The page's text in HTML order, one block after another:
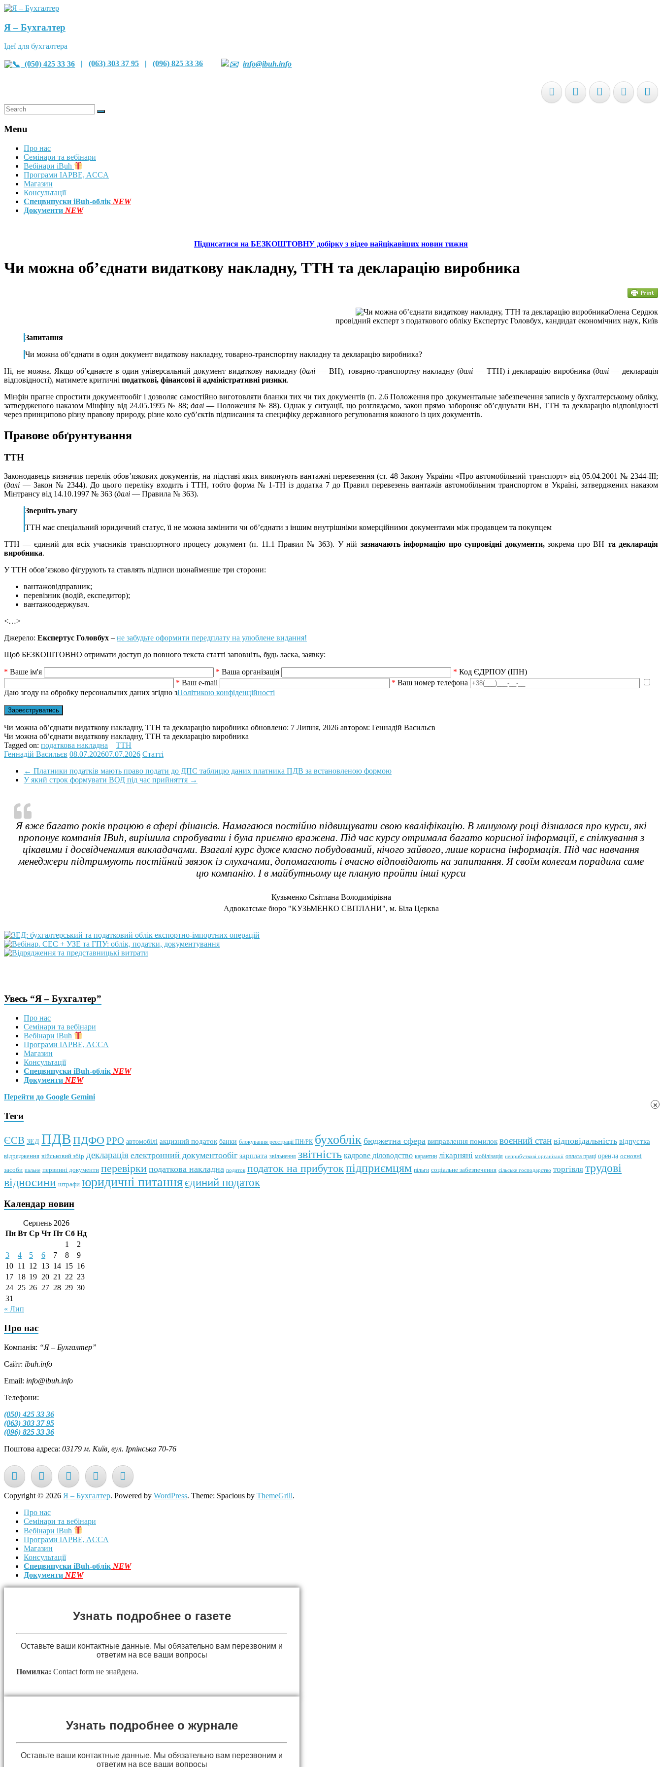
Я – Бухгалтер
Ідеї для бухгалтера
(050) 425 33 36 |(063) 303 37 95 |(096) 825 33 36 info@ibuh.info
Menu
Про нас
Семінари та вебінари
Вебінари iBuh
Програми IAPBE, ACCA
Магазин
Консультації
Спецвипуски iBuh-облік NEW
Документи NEW
Підписатися на БЕЗКОШТОВНУ добірку з відео найцікавіших новин тижня
Чи можна об’єднати видаткову накладну, ТТН та декларацію виробника
Олена Сердюк
провідний експерт з податкового обліку Експертус Головбух, кандидат економічних наук, Київ
Запитання
Чи можна об’єднати в один документ видаткову накладну, товарно-транспортну накладну та декларацію виробника?
Ні, не можна. Якщо об’єднаєте в один універсальний документ видаткову накладну (далі — ВН), товарно-транспортну накладну (далі — ТТН) і декларацію виробника (далі— декларація
відповідності), матимете критичні податкові, фінансові й адміністративні ризики.
Мінфін прагне спростити документообіг і дозволяє самостійно виготовляти бланки тих чи тих документів (п. 2.6 Положення про документальне забезпечення записів у бухгалтерському обліку,
затвердженого наказом Мінфіну від 24.05.1995 № 88; далі— Положення № 88). Однак у ситуації, що розглядаємо, закон прямо забороняє об’єднувати ВН, ТТН та декларацію відповідності
через принципово різну правову природу, різне коло суб’єктів підписання та специфіку державного регулювання кожного із цих документів.
Правове обґрунтування
ТТН
Законодавець визначив перелік обов’язкових документів, на підставі яких виконують вантажні перевезення (ст. 48 Закону України «Про автомобільний транспорт» від 05.04.2001 № 2344-III;
(далі — Закон № 2344). До цього переліку входить і ТТН, тобто форма № 1-ТН із додатка 7 до Правил перевезень вантажів автомобільним транспортом в Україні, затверджених наказом
Мінтрансу від 14.10.1997 № 363 (далі — Правила № 363).
Зверніть увагу
ТТН має спеціальний юридичний статус, їі не можна замінити чи об’єднати з іншим внутрішніми комерційними документами між продавцем та покупцем
ТТН — єдиний для всіх учасників транспортного процесу документ (п. 11.1 Правил № 363). У ній зазначають інформацію про супровідні документи,зокрема про ВН та декларація
виробника.
У ТТН обов’язково фігурують та ставлять підписи щонайменше три сторони:
вантажовідправник;
перевізник (водій, експедитор);
вантажоодержувач.
<…>
Джерело: Експертус Головбух – не забудьте оформити передплату на улюблене видання!
Щоб БЕЗКОШТОВНО отримати доступ до повного текста статті заповніть, будь ласка, заявку:
* Ваше ім'я * Ваша організація * Код ЄДРПОУ (ІПН)
* Ваш e-mail * Ваш номер телефона
Даю згоду на обробку персональних даних згідно зПолітикою конфіденційності
Чи можна об’єднати видаткову накладну, ТТН та декларацію виробника обновлено: 7 Липня, 2026 автором: Геннадій Васильєв
Чи можна об’єднати видаткову накладну, ТТН та декларацію виробника
Tagged on: податкова накладна
ТТН
Геннадій Васильєв 08.07.202607.07.2026 Статті
← Платники податків мають право подати до ДПС таблицю даних платника ПДВ за встановленою формою
У який строк формувати ВОД під час прийняття →
Я вже багато років працюю в сфері фінансів. Намагаюся постійно підвищувати свою кваліфікацію. В минулому році дізналася про курси, які
пропонує компанія IBuh, вирішила спробувати і була приємно вражена. Під час курсу отримала багато корисної інформації, є спілкування з
цікавими і досвідченимия викладачами. Взагалі курс дуже класно побудований, нічого зайвого, лише корисна інформація. Під час навчання
менеджери підтримують постійний звязок із слухачами, допомагають і вчасно відповідають на запитання. Я своїм колегам порадила саме
цю компанію. І в майбутньому ще планую пройти інші курси
Кузьменко Світлана Володимірівна
Адвокатське бюро "КУЗЬМЕНКО СВІТЛАНИ", м. Біла Церква
Увесь “Я – Бухгалтер”
Про нас
Семінари та вебінари
Вебінари iBuh
Програми IAPBE, ACCA
Магазин
Консультації
Спецвипуски iBuh-облік NEW
Документи NEW
Перейти до Google Gemini
Теги
ЄСВ ЗЕД ПДВ ПДФО РРО автомобілі акцизний податок банки блокування реєстрації ПН/РК бухоблік бюджетна сфера виправлення помилок воєнний стан відповідальність відпустка
відрядження військовий збір декларація електронний документообіг зарплата звільнення звітність кадрове діловодство карантин лікарняні мобілізація неприбуткові організації оплата праці оренда основні
засоби пальне первинні документи перевірки податкова накладна податок податок на прибуток підприємцям пільги соціальне забезпечення сільське господарство торгівля трудові
відносини штрафи юридичні питанняєдиний податок
Календар новин
Серпень 2026
Пн Вт Ср Чт Пт Сб Нд
1
2
3
4 5 6 7 8
9
10 11 12 13 14 15 16
17 18 19 20 21 22 23
24 25 26 27 28 29 30
31
« Лип
Про нас
Компанія: “Я – Бухгалтер”
Сайт: ibuh.info
Email: info@ibuh.info
Телефони:
(050) 425 33 36
(063) 303 37 95
(096) 825 33 36
Поштова адреса: 03179 м. Київ, вул. Ірпінська 70-76
Copyright © 2026 Я – Бухгалтер. Powered by WordPress. Theme: Spacious by ThemeGrill.
Про нас
Семінари та вебінари
Вебінари iBuh
Програми IAPBE, ACCA
Магазин
Консультації
Спецвипуски iBuh-облік NEW
Документи NEW
Узнать подробнее о газете
Оставьте ваши контактные данные. Мы обязательно вам перезвоним и
ответим на все ваши вопросы
Помилка: Contact form не знайдена.
Узнать подробнее о журнале
Оставьте ваши контактные данные. Мы обязательно вам перезвоним и
ответим на все ваши вопросы
×